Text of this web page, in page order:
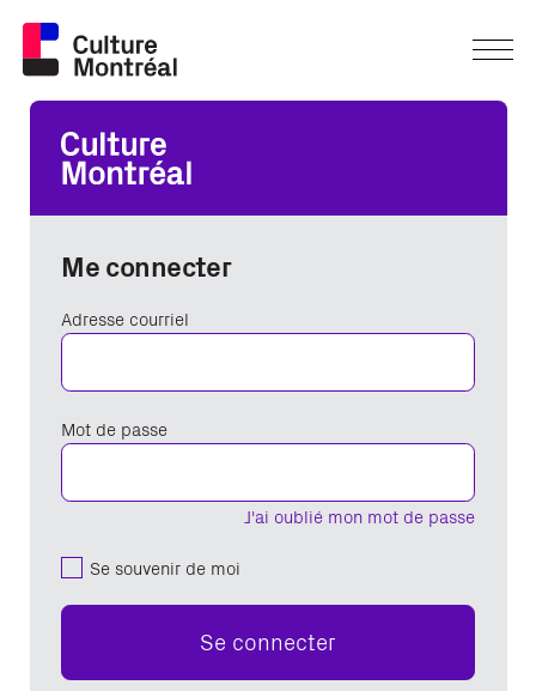
Me connecter
Adresse courriel
J'ai oublié mon mot de passe
Mot de passe
Se souvenir de moi
Se connecter